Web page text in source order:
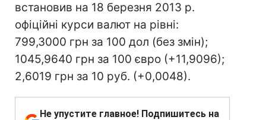
встановив на 18 березня 2013 р.
офіційні курси валют на рівні:
799,3000 грн за 100 дол (без змін);
1045,9640 грн за 100 євро (+11,9096);
2,6019 грн за 10 руб. (+0,0048).
Не упустите главное! Подпишитесь на